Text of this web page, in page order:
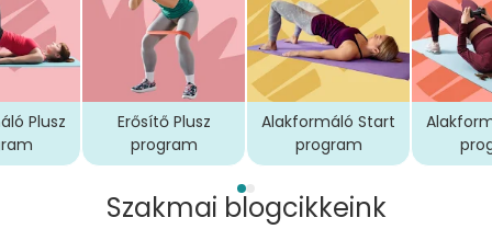
Plusz
Erősítő Plusz
program
Alakformáló Start
program
Szakmai blogcikkeink